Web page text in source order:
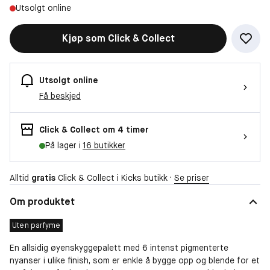
Utsolgt online
Kjøp som Click & Collect
Utsolgt online
Få beskjed
Click & Collect om 4 timer
På lager i 16 butikker
Alltid gratis Click & Collect i Kicks butikk · Se priser
Om produktet
Uten parfyme
En allsidig øyenskyggepalett med 6 intenst pigmenterte
nyanser i ulike finish, som er enkle å bygge opp og blende for et